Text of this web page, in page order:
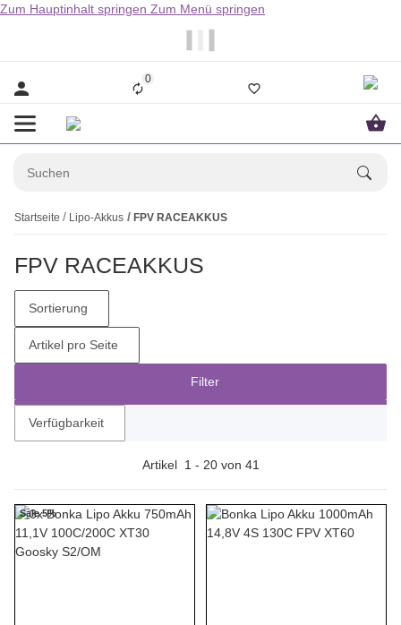
Zum Hauptinhalt springen Zum Menü springen
Bestellungen bis 14.00Uhr werden
0
Startseite Lipo-Akkus FPV RACEAKKUS
FPV RACEAKKUS
Filter
Sortierung
Artikel pro Seite
Verfügbarkeit
Artikel 1 - 20von 41
Sale 5%